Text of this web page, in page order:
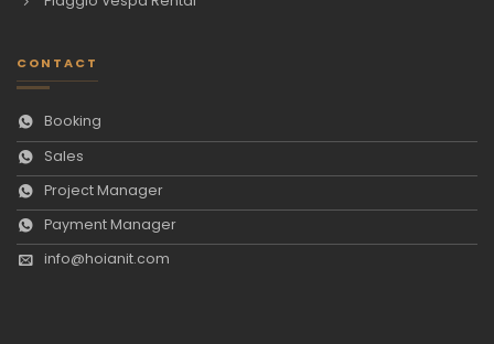
CONTACT
Booking
Sales
Project Manager
Payment Manager
info@hoianit.com